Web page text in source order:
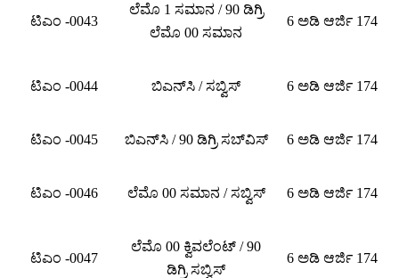
ಟಿಎಂ -0043
ಲೆಮೊ 1 ಸಮಾನ / 90 ಡಿಗ್ರಿ
ಲೆಮೊ 00 ಸಮಾನ
6 ಅಡಿ ಆರ್ಜಿ 174
ಟಿಎಂ -0044 ಬಿಎನ್‌ಸಿ / ಸಬ್ವಿಸ್ 6 ಅಡಿ ಆರ್ಜಿ 174
ಟಿಎಂ -0045 ಬಿಎನ್‌ಸಿ / 90 ಡಿಗ್ರಿ ಸಬ್‌ವಿಸ್ 6 ಅಡಿ ಆರ್ಜಿ 174
ಟಿಎಂ -0046 ಲೆಮೊ 00 ಸಮಾನ / ಸಬ್ವಿಸ್ 6 ಅಡಿ ಆರ್ಜಿ 174
ಟಿಎಂ -0047
ಲೆಮೊ 00 ಕ್ವಿವಲೆಂಟ್ / 90
ಡಿಗ್ರಿ ಸಬ್ವಿಸ್
6 ಅಡಿ ಆರ್ಜಿ 174